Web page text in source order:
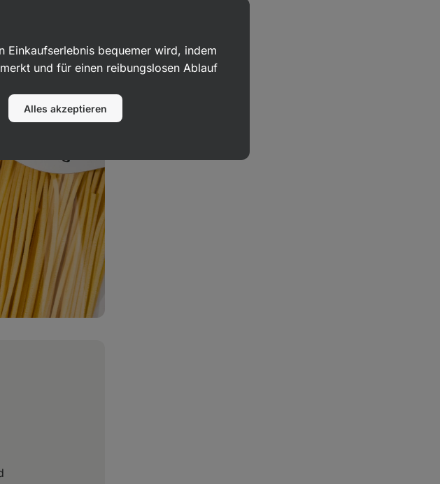
Einkaufserlebnis bequemer wird, indem
und für einen reibungslosen Ablauf
Alles akzeptieren